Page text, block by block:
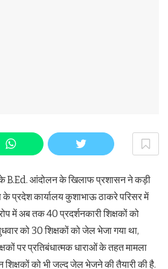
के B.Ed. आंदोलन के खिलाफ प्रशासन ने कड़ी
के प्रदेश कार्यालय कुशाभाऊ ठाकरे परिसर में
में अब तक 40 प्रदर्शनकारी शिक्षकों को
को 30 शिक्षकों को जेल भेजा गया था,
पर प्रतिबंधात्मक धाराओं के तहत मामला
शिक्षकों को भी जल्द जेल भेजने की तैयारी की है.